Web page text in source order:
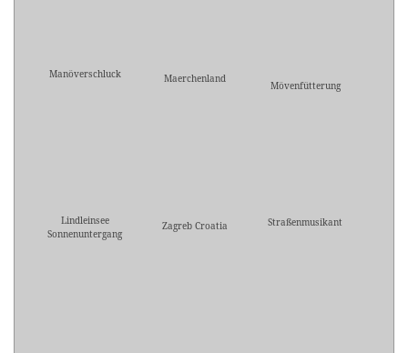
Manöverschluck Maerchenland
Mövenfütterung
Lindleinsee
Sonnenuntergang
Zagreb Croatia Straßenmusikant